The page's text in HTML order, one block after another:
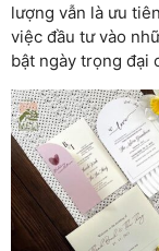
lượng vẫn là ưu
việc đầu tư vào
bật ngày trọng đại